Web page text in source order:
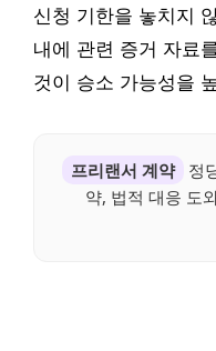
신청 기한을 놓치지
내에 관련 증거 자료
것이 승소 가능성을
프리랜서 계약
정
약, 법적 대응 도